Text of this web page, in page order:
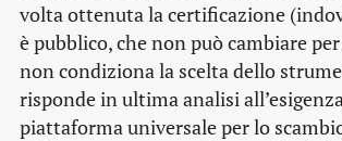
volta ottenuta la certificazione
è pubblico, che non può cambiare
non condiziona la scelta dello
risponde in ultima analisi
piattaforma universale per lo